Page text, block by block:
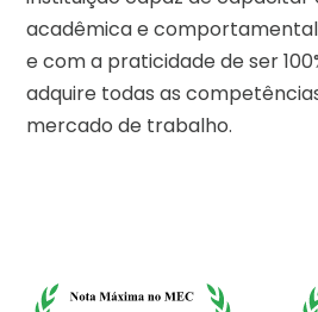
acadêmica e
e com a praticidade de ser
adquire todas as
mercado de trabalho.